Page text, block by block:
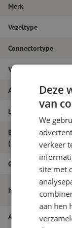
Merk
Vezeltype
Connectortype
Vezelsoort
Aantal vezels
Lengte
Buitendiameter
(mm)
Grade
Itemnaam
Artikelnummer
Deze
van
We
verkeer
site met
aan hen